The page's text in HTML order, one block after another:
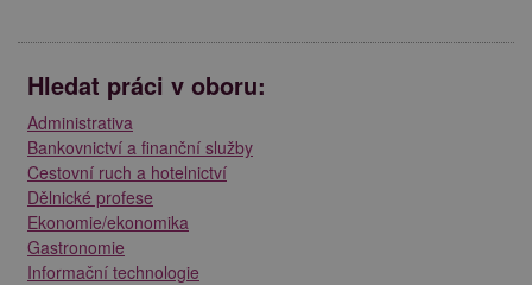
Hledat práci v oboru:
Administrativa
Bankovnictví a finanční služby
Cestovní ruch a hotelnictví
Dělnické profese
Ekonomie/ekonomika
Gastronomie
Informační technologie